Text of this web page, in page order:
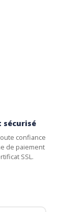
sécurisé
confiance
de paiement
SSL.